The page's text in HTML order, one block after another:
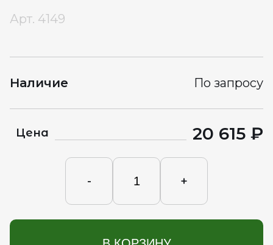
Арт. 4149
Наличие По запросу
Цена 20 615 ₽
- +